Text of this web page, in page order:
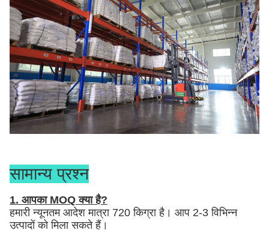
सामान्य प्रश्न
1. आपका MOQ क्या है?
हमारी न्यूनतम आदेश मात्रा 720 किग्रा है। आप 2-3 विभिन्न
उत्पादों को मिला सकते हैं।